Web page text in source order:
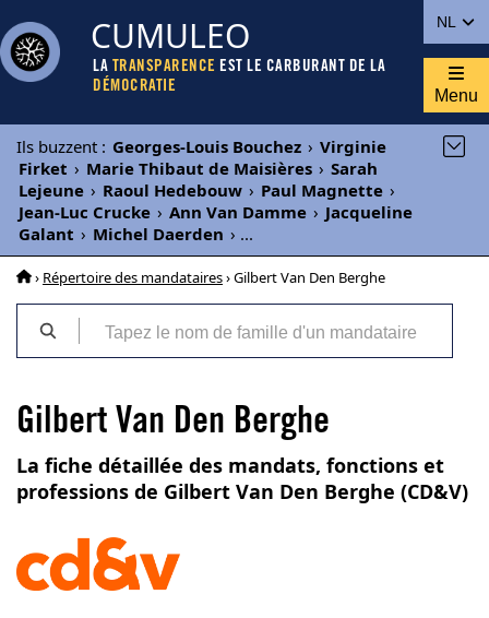
NL
CUMULEO
LA TRANSPARENCE EST LE CARBURANT DE LA
DÉMOCRATIE
Menu
Ils buzzent : Georges-Louis Bouchez › Virginie
Firket › Marie Thibaut de Maisières › Sarah
Lejeune › Raoul Hedebouw › Paul Magnette ›
Jean-Luc Crucke › Ann Van Damme › Jacqueline
Galant › Michel Daerden › ...
› Répertoire des mandataires› Gilbert Van Den Berghe
Gilbert Van Den Berghe
La fiche détaillée des mandats, fonctions et
professions de Gilbert Van Den Berghe (CD&V)